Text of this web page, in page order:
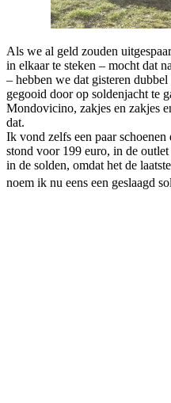
Als we al geld zouden
in elkaar te steken – mocht dat
– hebben we dat gisteren
gegooid door op soldenjacht te
Mondovicino, zakjes en zakjes
dat.
Ik vond zelfs een paar
stond voor 199 euro, in de
in de solden, omdat het de
noem ik nu eens een geslaagd